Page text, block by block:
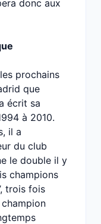
donc aux
prochains
que
écrit sa
à 2010.
il a
du club
le double il y
champions
trois fois